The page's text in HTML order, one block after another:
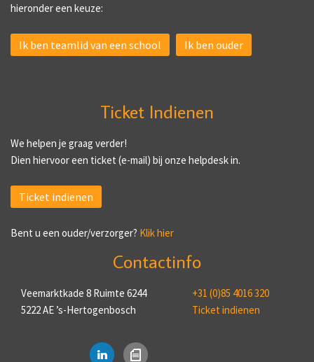
hieronder een keuze:
Ik ben teamlid van een school Ik ben ouder
Ticket Indienen
We helpen je graag verder!
Dien hiervoor een ticket (e-mail) bij onze helpdesk in.
Ticket indienen
Bent u een ouder/verzorger? Klik hier
Contactinfo
Veemarktkade 8 Ruimte 6244
5222 AE ’s-Hertogenbosch
+31 (0)85 4016 320
Ticket indienen